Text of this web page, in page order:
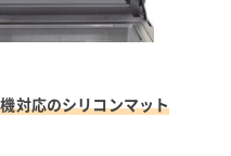
対応のシリコンマット